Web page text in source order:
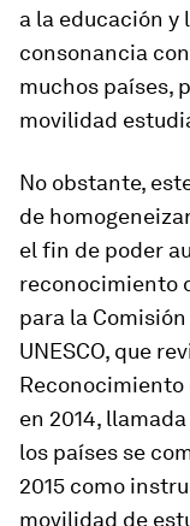
a la educación y
consonancia
muchos países,
movilidad
No obstante,
de
el fin de poder
reconocimiento
para la
UNESCO, que
Reconocimiento
en 2014,
los países se
2015 como
movilidad de